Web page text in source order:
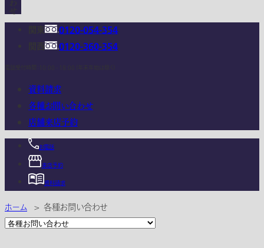
0120-054-354
0120-360-354
資料請求
各種お問い合わせ
店舗来店予約
お電話
来店予約
資料請求
ホーム > 各種お問い合わせ